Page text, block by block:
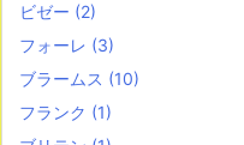
ビゼー (2)
フォーレ (3)
ブラームス (10)
フランク (1)